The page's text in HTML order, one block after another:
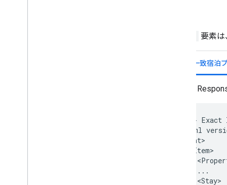
要素は
完全一致宿泊
Hint
<!-- Exact
<?xml